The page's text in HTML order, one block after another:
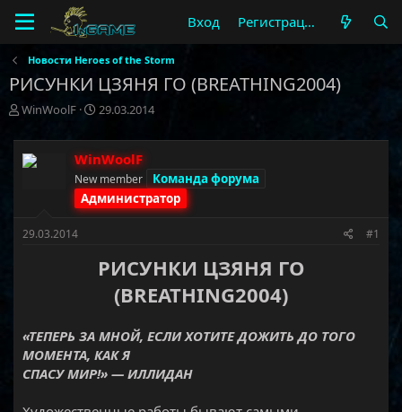
Вход Регистрация
Новости Heroes of the Storm
РИСУНКИ ЦЗЯНЯ ГО (BREATHING2004)
А
т
о
р
ы
WinWoolF
Д
т
а
н
а
ч
29.03.2014
WinWoolF
New member
Команда форума
Администратор
29.03.2014 #1
РИСУНКИ ЦЗЯНЯ ГО
(BREATHING2004)
«ТЕПЕРЬ ЗА МНОЙ, ЕСЛИ ХОТИТЕ ДОЖИТЬ ДО ТОГО
МОМЕНТА, КАК Я
СПАСУ МИР!» — ИЛЛИДАН